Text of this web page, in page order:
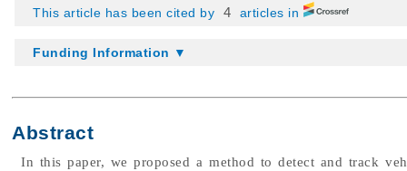
This article has been cited by 4 articles in
Funding Information ▼
Abstract
In this paper, we proposed a method to detect and track